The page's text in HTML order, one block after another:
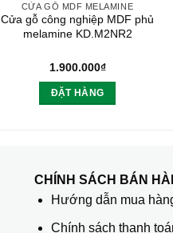
CỬA GỖ MDF MELAMINE
Cửa gỗ công nghiệp MDF phủ
melamine KD.M2NR2
1.900.000₫
ĐẶT HÀNG
CHÍNH SÁCH BÁN
Hướng dẫn mua
Chính sách thanh